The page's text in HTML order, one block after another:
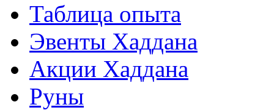
Таблица опыта
Эвенты Хаддана
Акции Хаддана
Руны